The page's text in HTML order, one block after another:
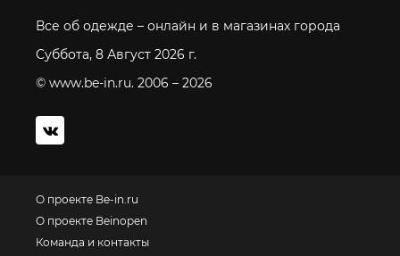
Все об одежде – онлайн и в магазинах города
Суббота, 8 Август 2026 г.
© www.be-in.ru. 2006 – 2026
О проекте Be-in.ru
О проекте Beinopen
Команда и контакты